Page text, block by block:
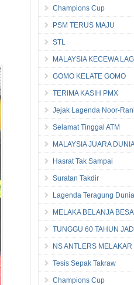
Champions Cup
PSM TERUS MAJU
STL
MALAYSIA KECEWA
GOMO KELATE GOMO
TERIMA KASIH PMX
Jejak Lagenda Noor-
Selamat Tinggal ATM
MALAYSIA JUARA
Hasrat Tak Sampai
Suratan Takdir
Lagenda Teragung
MELAKA BELANJA
TUNGGU 60 TAHUN
NS ANTLERS MELAKAR
Tesis Sepak Takraw
Champions Cup